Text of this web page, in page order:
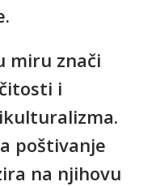
miru znači
i
poštivanje
na njihovu